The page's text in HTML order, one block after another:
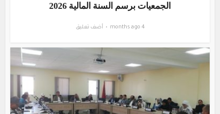
الجمعيات برسم السنة المالية 2026
4 months ago أضف تعليق